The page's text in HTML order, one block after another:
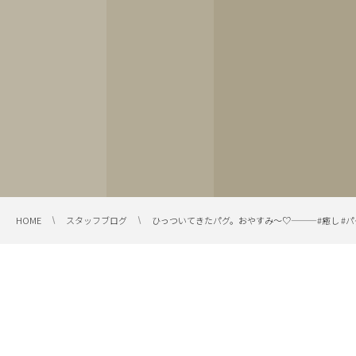
HOME スタッフブログ ひっついてきたパグ。おやすみ〜♡———#癒し #パ